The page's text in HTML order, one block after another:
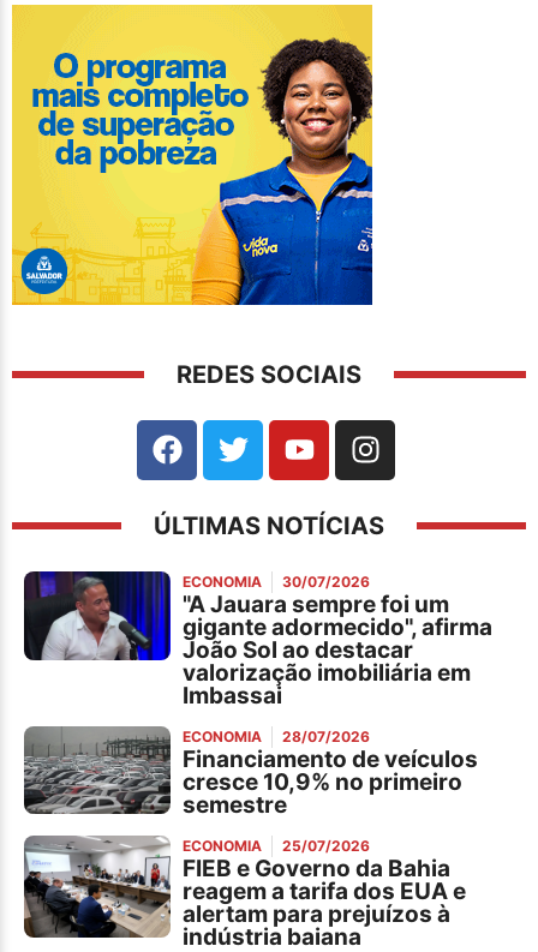
REDES SOCIAIS
ÚLTIMAS NOTÍCIAS
ECONOMIA 30/07/2026
"A Jauara sempre foi um
gigante adormecido", afirma
João Sol ao destacar
valorização imobiliária em
Imbassai
ECONOMIA 28/07/2026
Financiamento de veículos
cresce 10,9% no primeiro
semestre
ECONOMIA 25/07/2026
FIEB e Governo da Bahia
reagem a tarifa dos EUA e
alertam para prejuízos à
indústria baiana